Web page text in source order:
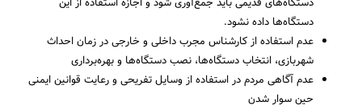
دستگاه‌ها داده نشود.
عدم استفاده از کارشناس مجرب داخلی و خارجی در زمان احداث
شهربازی، انتخاب دستگاه‌ها، نصب دستگاه‌ها و بهره‌برداری
عدم آگاهی مردم در استفاده از وسایل تفریحی و رعایت قوانین ایمنی
حین سوار شدن